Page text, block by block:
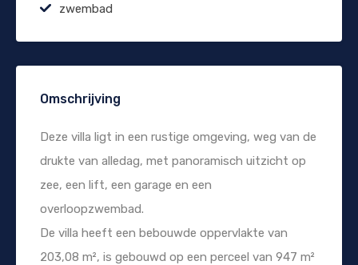
zwembad
Omschrijving
Deze villa ligt in een rustige omgeving, weg van de
drukte van alledag, met panoramisch uitzicht op
zee, een lift, een garage en een
overloopzwembad.
De villa heeft een bebouwde oppervlakte van
203,08 m², is gebouwd op een perceel van 947 m²